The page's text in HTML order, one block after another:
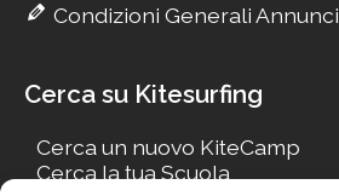
Condizioni Generali Annunci
Cerca su Kitesurfing
Cerca un nuovo KiteCamp
Cerca la tua Scuola